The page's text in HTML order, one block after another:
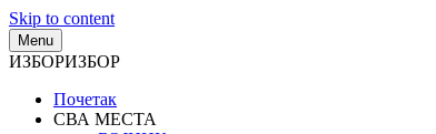
Skip to content
Menu
ИЗБОРИЗБОР
Почетак
СВА МЕСТА